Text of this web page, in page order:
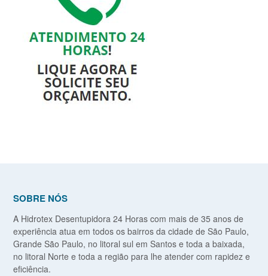
SOBRE NÓS
A Hidrotex Desentupidora 24 Horas com mais de 35 anos de
experiência atua em todos os bairros da cidade de São Paulo,
Grande São Paulo, no litoral sul em Santos e toda a baixada,
no litoral Norte e toda a região para lhe atender com rapidez e
eficiência.